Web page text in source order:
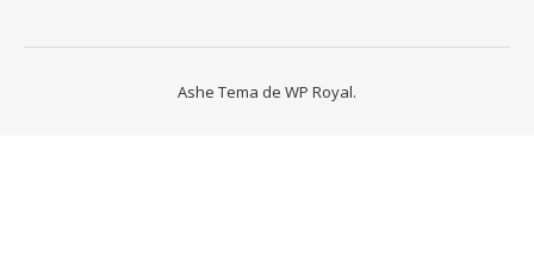
Ashe Tema de WP Royal.